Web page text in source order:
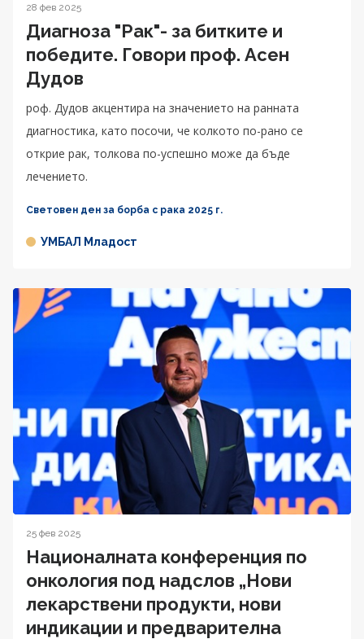
28 фев 2025
Диагноза "Рак"- за битките и
победите. Говори проф. Асен
Дудов
роф. Дудов акцентира на значението на ранната
диагностика, като посочи, че колкото по-рано се
открие рак, толкова по-успешно може да бъде
лечението.
Световен ден за борба с рака 2025 г.
УМБАЛ Младост
25 фев 2025
Националната конференция по
онкология под надслов „Нови
лекарствени продукти, нови
индикации и предварителна